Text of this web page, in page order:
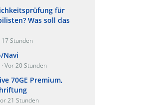
für
Was soll das
17 Stunden
Navi
Vor 20 Stunden
70GE Premium,
21 Stunden